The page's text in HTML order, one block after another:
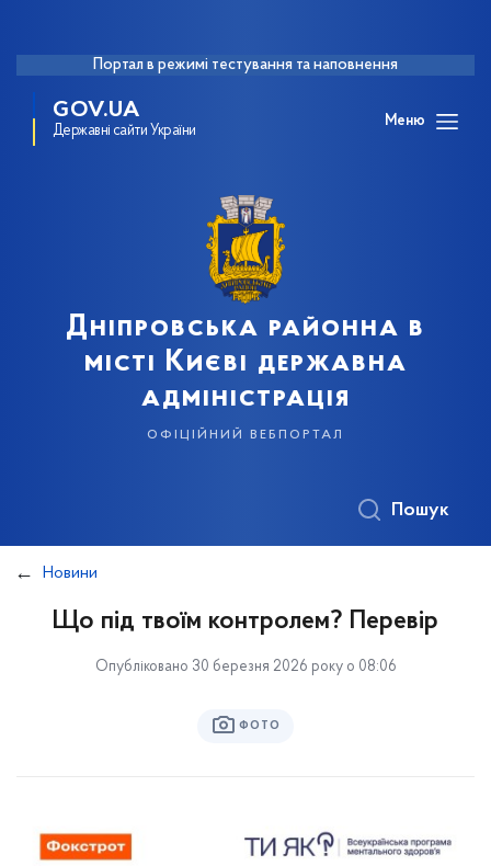
Портал в режимі тестування та наповнення
GOV.UA
Державні сайти України
Меню
Дніпровська районна в
місті Києві державна
адміністрація
офіційний вебпортал
Пошук
Новини
Що під твоїм контролем? Перевір
Опубліковано 30 березня 2026 року о 08:06
ФОТО